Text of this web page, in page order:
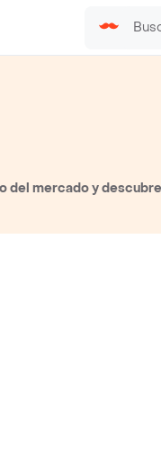
del mercado y